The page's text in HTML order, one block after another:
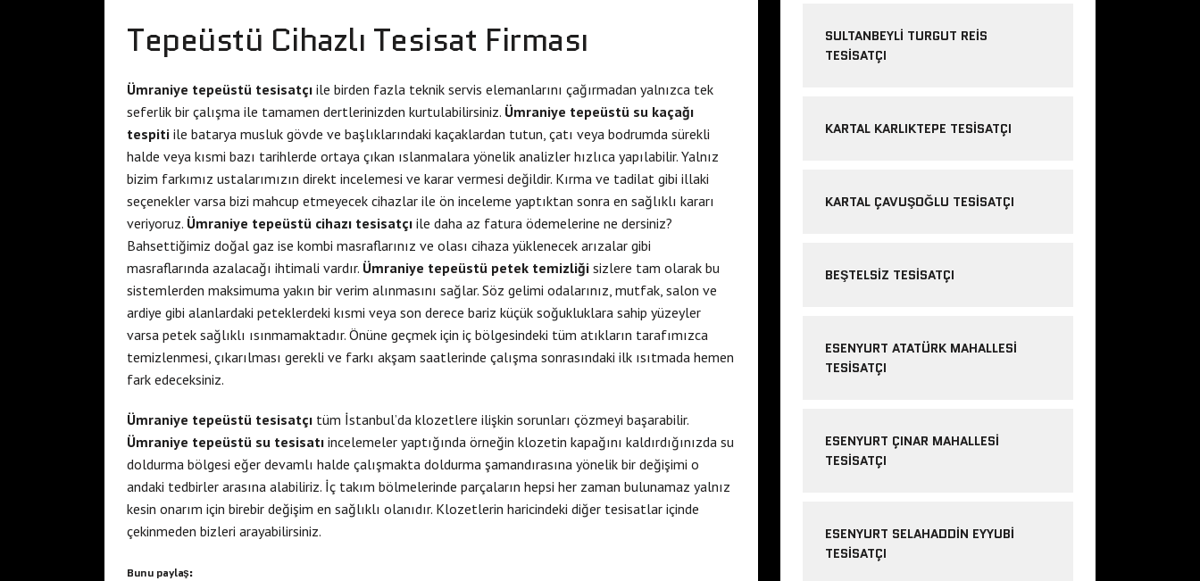
Tepeüstü Cihazlı Tesisat Firması
Ümraniye tepeüstü tesisatçı ile birden fazla teknik servis elemanlarını çağırmadan yalnızca tek
seferlik bir çalışma ile tamamen dertlerinizden kurtulabilirsiniz. Ümraniye tepeüstü su kaçağı
tespiti ile batarya musluk gövde ve başlıklarındaki kaçaklardan tutun, çatı veya bodrumda sürekli
halde veya kısmi bazı tarihlerde ortaya çıkan ıslanmalara yönelik analizler hızlıca yapılabilir. Yalnız
bizim farkımız ustalarımızın direkt incelemesi ve karar vermesi değildir. Kırma ve tadilat gibi illaki
seçenekler varsa bizi mahcup etmeyecek cihazlar ile ön inceleme yaptıktan sonra en sağlıklı kararı
veriyoruz. Ümraniye tepeüstü cihazı tesisatçı ile daha az fatura ödemelerine ne dersiniz?
Bahsettiğimiz doğal gaz ise kombi masraflarınız ve olası cihaza yüklenecek arızalar gibi
masraflarında azalacağı ihtimali vardır. Ümraniye tepeüstü petek temizliği sizlere tam olarak bu
sistemlerden maksimuma yakın bir verim alınmasını sağlar. Söz gelimi odalarınız, mutfak, salon ve
ardiye gibi alanlardaki peteklerdeki kısmi veya son derece bariz küçük soğukluklara sahip yüzeyler
varsa petek sağlıklı ısınmamaktadır. Önüne geçmek için iç bölgesindeki tüm atıkların tarafımızca
temizlenmesi, çıkarılması gerekli ve farkı akşam saatlerinde çalışma sonrasındaki ilk ısıtmada hemen
fark edeceksiniz.
Ümraniye tepeüstü tesisatçı tüm İstanbul’da klozetlere ilişkin sorunları çözmeyi başarabilir.
Ümraniye tepeüstü su tesisatı incelemeler yaptığında örneğin klozetin kapağını kaldırdığınızda su
doldurma bölgesi eğer devamlı halde çalışmakta doldurma şamandırasına yönelik bir değişimi o
andaki tedbirler arasına alabiliriz. İç takım bölmelerinde parçaların hepsi her zaman bulunamaz yalnız
kesin onarım için birebir değişim en sağlıklı olanıdır. Klozetlerin haricindeki diğer tesisatlar içinde
çekinmeden bizleri arayabilirsiniz.
Bunu paylaş:
SULTANBEYLI TURGUT REIS
TESISATÇI
KARTAL KARLIKTEPE TESISATÇI
KARTAL ÇAVUŞOĞLU TESISATÇI
BEŞTELSIZ TESISATÇI
ESENYURT ATATÜRK MAHALLESI
TESISATÇI
ESENYURT ÇINAR MAHALLESI
TESISATÇI
ESENYURT SELAHADDIN EYYUBI
TESISATÇI